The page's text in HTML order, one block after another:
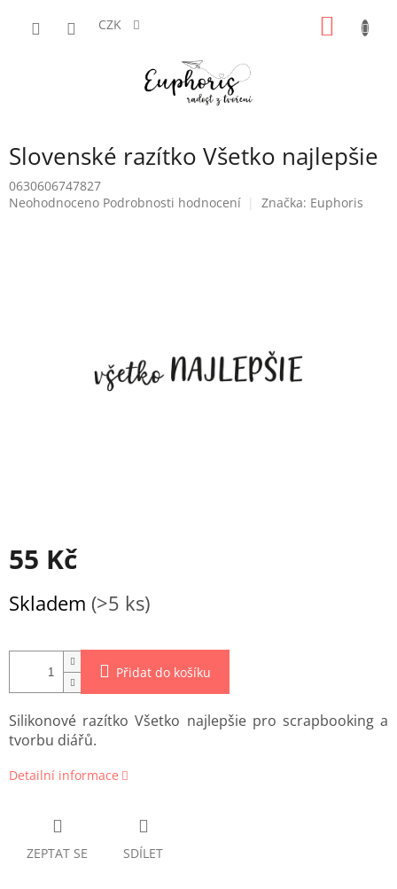
CZK
Slovenské razítko Všetko najlepšie
0630606747827
Průměrné
Neohodnoceno Podrobnosti hodnocení Značka: Euphoris
55 Kč
cena:
Skladem (>5 ks)
Přidat do košíku
Silikonové razítko Všetko najlepšie pro scrapbooking a
tvorbu diářů.
Detailní informace
ZEPTAT SE SDÍLET